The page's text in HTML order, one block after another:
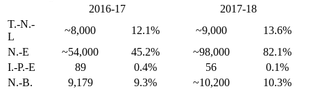
2016-17
2017-18
T.-N.-
L
~8,000 12.1% ~9,000
13.6%
N.-E
~54,000 45.2% ~98,000
82.1%
I.-P.-E
89 0.4% 56
0.1%
N.-B.
9,179 9.3% ~10,200
10.3%